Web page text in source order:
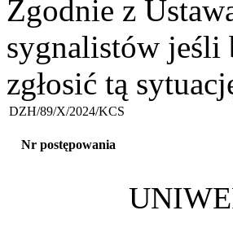
Zgodnie z
sygnalistów jeśli
zgłosić tą
DZH/89/X/2024/KCS
Nr postępowania